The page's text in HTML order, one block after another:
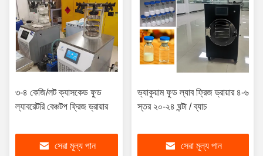
৩-৪ কেজি/লট ক্যাসকেড ফুড
ল্যাবরেটরি বেঞ্চটপ ফ্রিজ ড্রায়ার
সেরা মূল্য পান
ভ্যাকুয়াম ফুড ল্যাব ফ্রিজ ড্রায়ার ৪-৬
স্তর ২০-২৪ ঘন্টা / ব্যাচ
সেরা মূল্য পান